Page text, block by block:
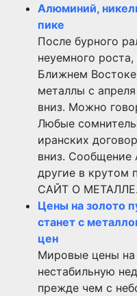
Алюминий,
пике
После бурного
неуемного
Ближнем
металлы с
вниз. Можно
Любые
иранских
вниз. Сообщение
другие в крутом
САЙТ О МЕТАЛЛЕ.
Цены на золото
станет с
цен
Мировые цены на
нестабильную
прежде чем с